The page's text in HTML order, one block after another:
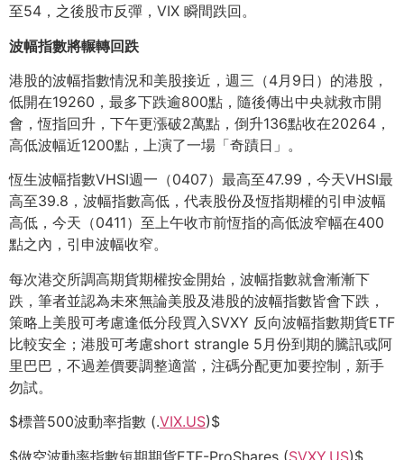
至54，之後股市反彈，VIX 瞬間跌回。
波幅指數將輾轉回跌
港股的波幅指數情況和美股接近，週三（4月9日）的港股，
低開在19260，最多下跌逾800點，隨後傳出中央就救市開
會，恆指回升，下午更漲破2萬點，倒升136點收在20264，
高低波幅近1200點，上演了一場「奇蹟日」。
恆生波幅指數VHSI週一（0407）最高至47.99，今天VHSI最
高至39.8，波幅指數高低，代表股份及恆指期權的引申波幅
高低，今天（0411）至上午收市前恆指的高低波窄幅在400
點之內，引申波幅收窄。
每次港交所調高期貨期權按金開始，波幅指數就會漸漸下
跌，筆者並認為未來無論美股及港股的波幅指數皆會下跌，
策略上美股可考慮逢低分段買入SVXY 反向波幅指數期貨ETF
比較安全；港股可考慮short strangle 5月份到期的騰訊或阿
里巴巴，不過差價要調整適當，注碼分配更加要控制，新手
勿試。
$標普500波動率指數 (.VIX.US)$
$做空波動率指數短期期貨ETF-ProShares (SVXY.US)$